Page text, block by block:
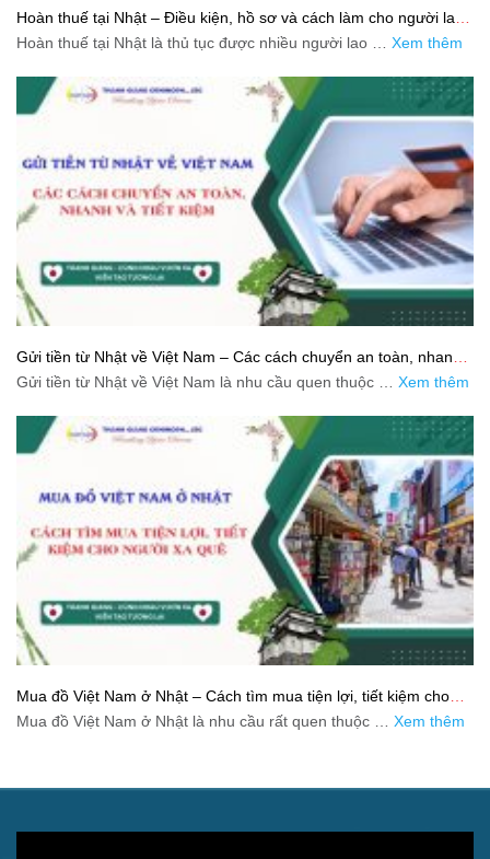
Hoàn thuế tại Nhật – Điều kiện, hồ sơ và cách làm cho người lao
động
Hoàn thuế tại Nhật là thủ tục được nhiều người lao … Xem thêm
Gửi tiền từ Nhật về Việt Nam – Các cách chuyển an toàn, nhanh
và tiết kiệm
Gửi tiền từ Nhật về Việt Nam là nhu cầu quen thuộc … Xem thêm
Mua đồ Việt Nam ở Nhật – Cách tìm mua tiện lợi, tiết kiệm cho
người xa quê
Mua đồ Việt Nam ở Nhật là nhu cầu rất quen thuộc … Xem thêm